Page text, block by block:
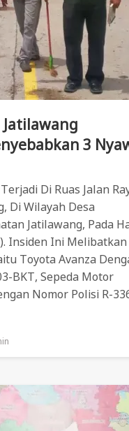
Jatilawang
3
Di Ruas Jalan
Di Wilayah Desa
Jatilawang, Pada
Insiden Ini Melibatkan
Toyota Avanza
BKT, Sepeda Motor
Nomor Polisi R-